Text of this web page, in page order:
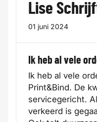
Lise
01 juni 2024
Ik heb al vele
Ik heb al vele
Print&Bind. De
servicegericht.
verkeerd is